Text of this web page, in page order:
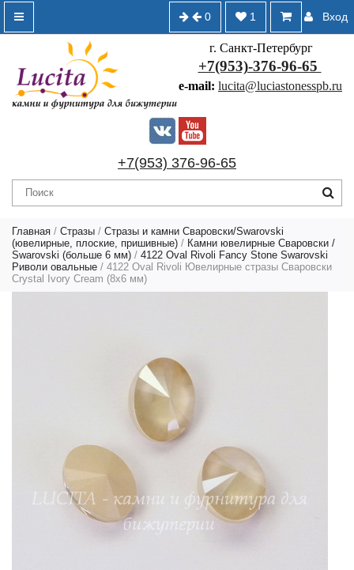
Вход
1
0
г. Санкт-Петербург
+7(953)-376-96-65
e-mail: lucita@luciastonesspb.ru
+7(953) 376-96-65
Главная / Стразы / Стразы и камни Сваровски/Swarovski
(ювелирные, плоские, пришивные) / Камни ювелирные Сваровски /
Swarovski (больше 6 мм) / 4122 Oval Rivoli Fancy Stone Swarovski
Риволи овальные / 4122 Oval Rivoli Ювелирные стразы Сваровски
Crystal Ivory Cream (8х6 мм)